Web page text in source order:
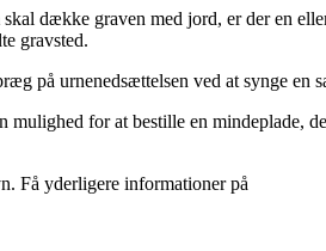
dække graven med jord, er der en
gravsted.
på urnenedsættelsen ved at synge en
for at bestille en mindeplade,
Få yderligere informationer på